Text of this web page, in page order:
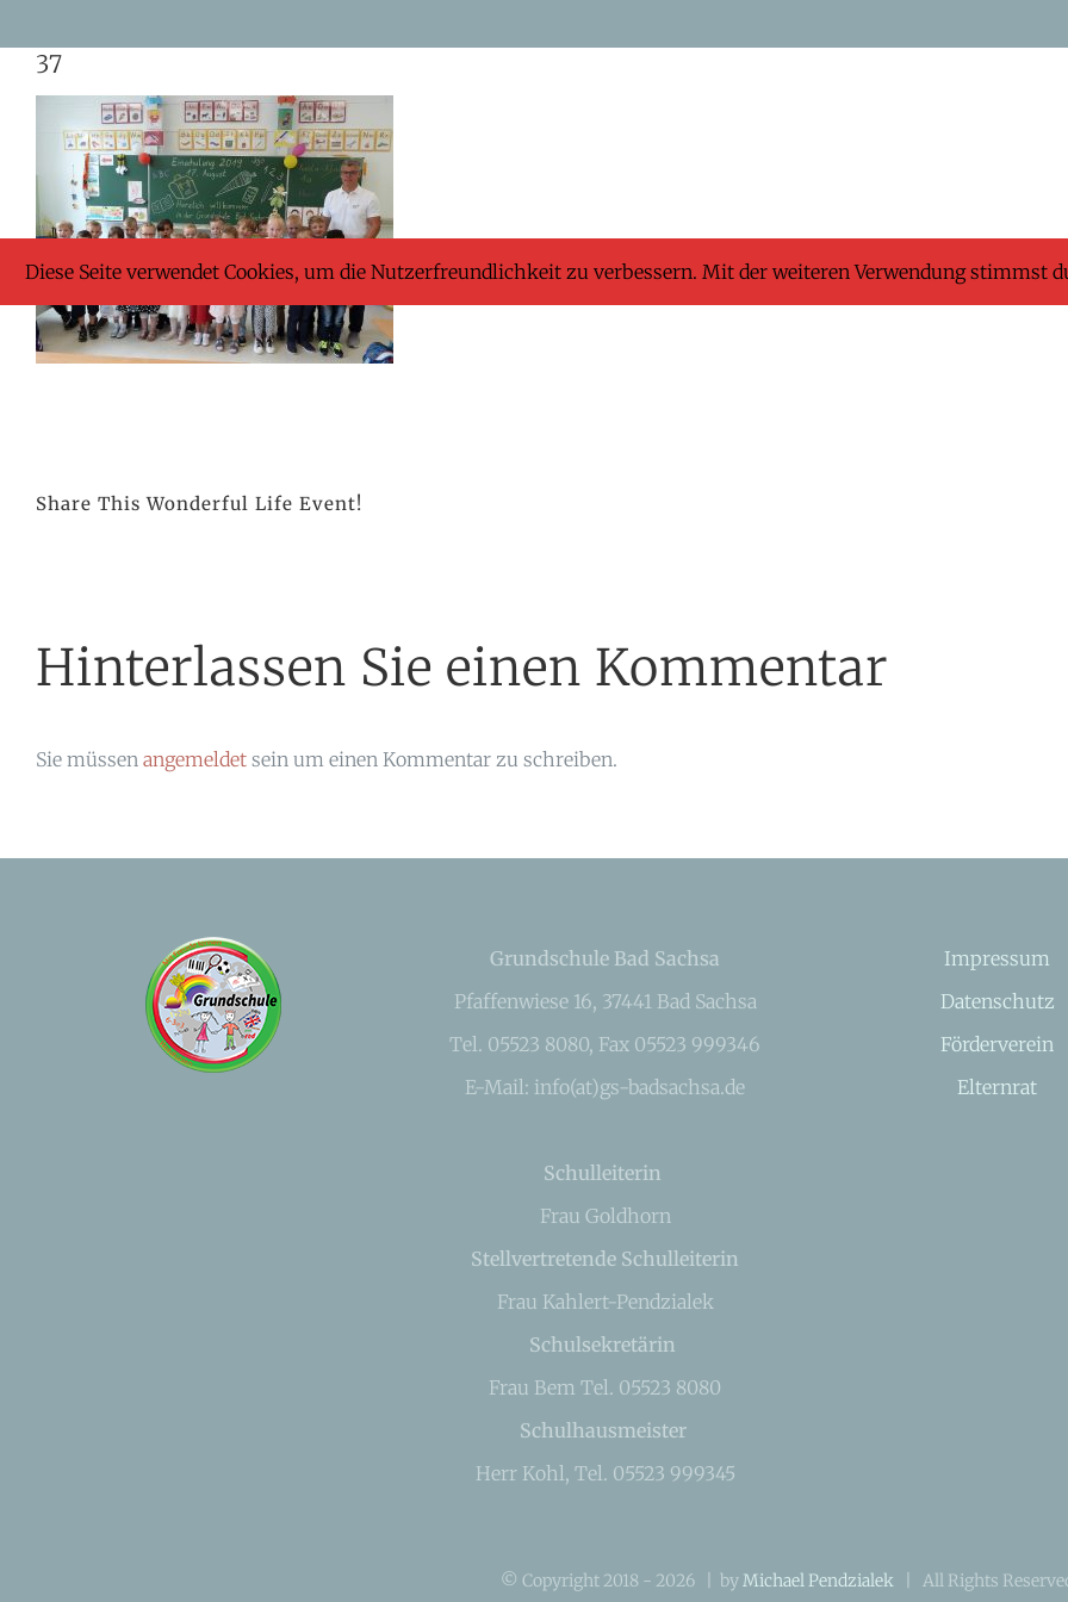
37
Share This Wonderful Life Event!
Hinterlassen Sie einen Kommentar
Sie müssen angemeldet sein um einen Kommentar zu schreiben.
Grundschule Bad Sachsa
Pfaffenwiese 16, 37441 Bad Sachsa
Tel. 05523 8080, Fax 05523 999346
E-Mail: info(at)gs-badsachsa.de
Schulleiterin
Frau Goldhorn
Stellvertretende Schulleiterin
Frau Kahlert-Pendzialek
Schulsekretärin
Frau Bem Tel. 05523 8080
Schulhausmeister
Herr Kohl, Tel. 05523 999345
Impressum
Datenschutz
Förderverein
Elternrat
© Copyright 2018 - 2026 | byMichael Pendzialek| All Rights
Diese Seite verwendet Cookies, um die Nutzerfreundlichkeit zu verbessern. Mit der weiteren Verwendung stimmst